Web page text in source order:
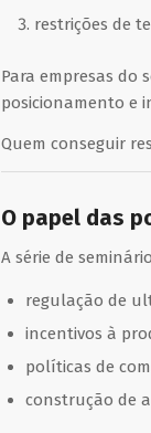
restrições de
Para empresas do
posicionamento e
Quem conseguir
O papel das
A série de
regulação de
incentivos à
políticas de
construção de